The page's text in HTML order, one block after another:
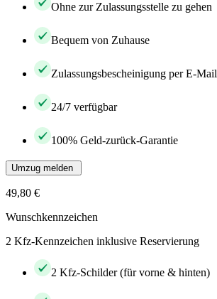
Ohne zur Zulassungsstelle zu gehen
Bequem von Zuhause
Zulassungsbescheinigung per E-Mail
24/7 verfügbar
100% Geld-zurück-Garantie
Umzug melden
49,80 €
Wunschkennzeichen
2 Kfz-Kennzeichen inklusive Reservierung
2 Kfz-Schilder (für vorne & hinten)